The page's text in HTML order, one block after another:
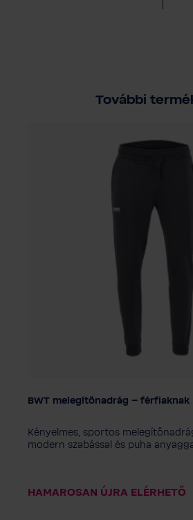
További
Férfi méret
Nem
BWT melegítőnadrág – férfiaknak
Kényelmes, sportos
modern szabással és puha
HAMAROSAN ÚJRA ELÉRHETŐ